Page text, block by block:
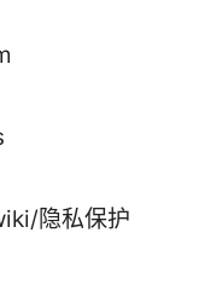
隐私保护